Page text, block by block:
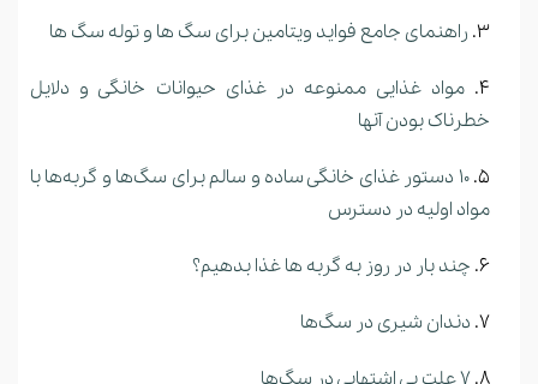
راهنمای جامع فواید ویتامین برای سگ ها و توله سگ ها
مواد غذایی ممنوعه در غذای حیوانات خانگی و دلایل
خطرناک بودن آنها
10 دستور غذای خانگی ساده و سالم برای سگ‌ها و گربه‌ها با
مواد اولیه در دسترس
چند بار در روز به گربه ها غذا بدهیم؟
دندان شیری در سگ‌ها